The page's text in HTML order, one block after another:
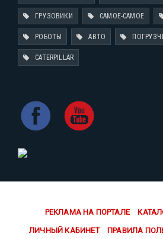
ГРУЗОВИКИ САМОЕ-САМОЕ
РОБОТЫ АВТО
CATERPILLAR
РЕКЛАМА НА ПОРТАЛЕ
ЛИЧНЫЙ КАБИНЕТ ПРАВИЛА